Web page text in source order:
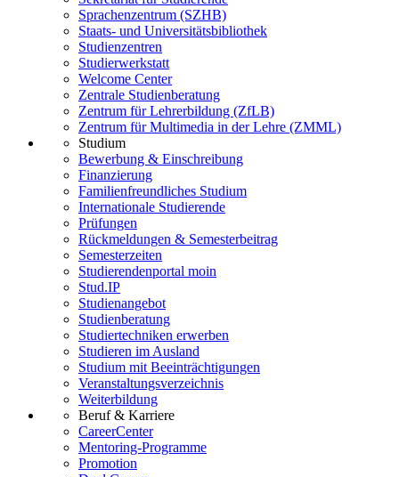
Sprachenzentrum (SZHB)
Staats- und Universitätsbibliothek
Studienzentren
Studierwerkstatt
Welcome Center
Zentrale Studienberatung
Zentrum für Lehrerbildung (ZfLB)
Zentrum für Multimedia in der Lehre (ZMML)
Studium
Bewerbung & Einschreibung
Finanzierung
Familienfreundliches Studium
Internationale Studierende
Prüfungen
Rückmeldungen & Semesterbeitrag
Semesterzeiten
Studierendenportal moin
Stud.IP
Studienangebot
Studienberatung
Studiertechniken erwerben
Studieren im Ausland
Studium mit Beeinträchtigungen
Veranstaltungsverzeichnis
Weiterbildung
Beruf & Karriere
CareerCenter
Mentoring-Programme
Promotion